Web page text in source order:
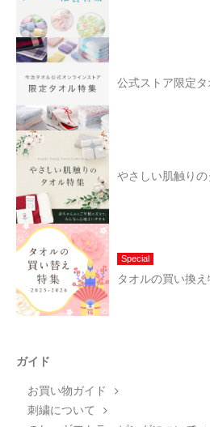
公式ストア限定
やさしい肌触り
Special
タオルの買い換え
ガイド
お買い物ガイド
刺繍について